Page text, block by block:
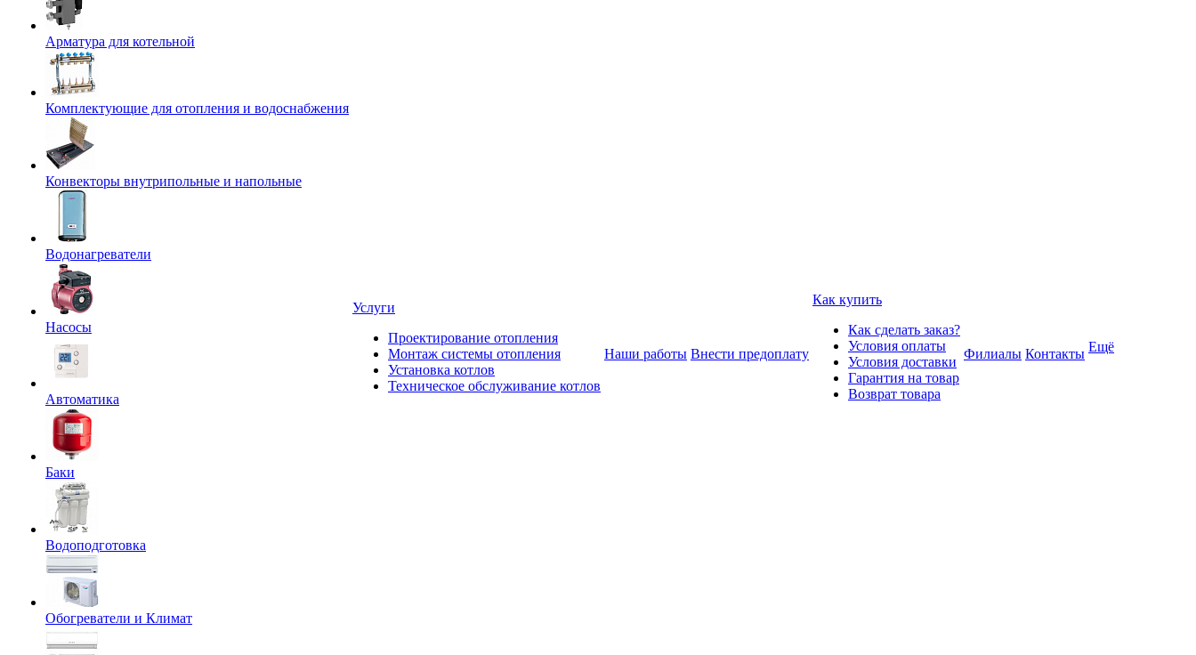
Арматура для котельной
Комплектующие для отопления и водоснабжения
Конвекторы внутрипольные и напольные
Водонагреватели
Насосы
Автоматика
Баки
Водоподготовка
Обогреватели и Климат
Услуги
Проектирование отопления
Монтаж системы отопления
Установка котлов
Техническое обслуживание котлов
Наши работы Внести предоплату
Как купить
Как сделать заказ?
Условия оплаты
Условия доставки
Гарантия на товар
Возврат товара
Филиалы Контакты Ещё